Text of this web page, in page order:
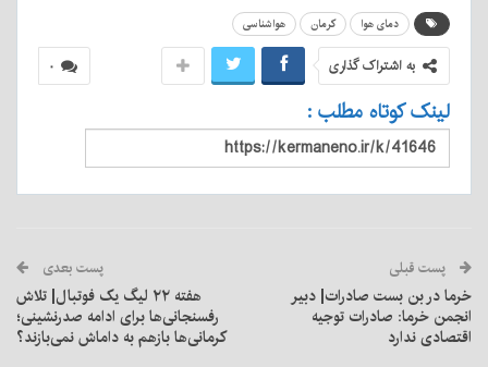
دمای هوا کرمان هواشناسی
۰ به اشتراک گذاری
لینک کوتاه مطلب :
پست قبلی
خرما در بن بست صادرات| دبیر
انجمن خرما: صادرات توجیه
اقتصادی ندارد
پست بعدی
هفته ۲۲ لیگ یک فوتبال| تلاش
رفسنجانی‌ها برای ادامه صدرنشینی؛
کرمانی‌ها بازهم به داماش نمی‌بازند؟